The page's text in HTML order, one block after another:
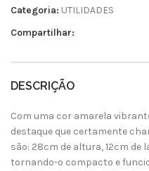
Categoria: UTILIDADES
Compartilhar:
DESCRIÇÃO
Com uma cor amarela
destaque que certamente
são: 28cm de altura, 12cm de
tornando-o compacto e